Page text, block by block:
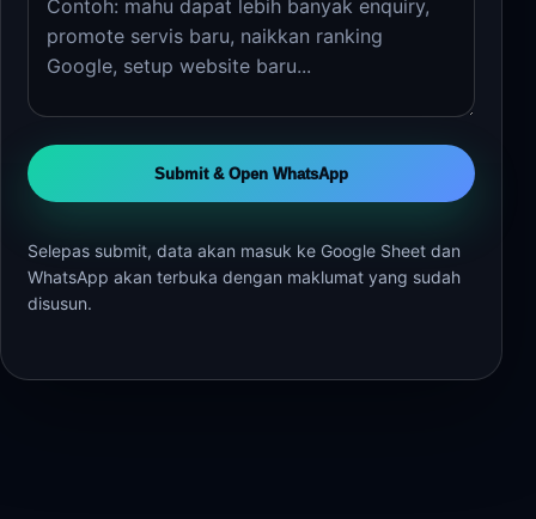
Submit & Open WhatsApp
Selepas submit, data akan masuk ke Google Sheet dan
WhatsApp akan terbuka dengan maklumat yang sudah
disusun.